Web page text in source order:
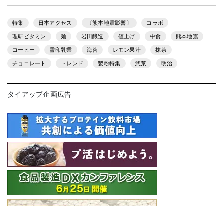
特集 日本アクセス 〔熊本地震影響〕 コラボ
理研ビタミン 麺 岩田醸造 値上げ 中食 熊本地震
コーヒー 雪印乳業 海苔 レモン果汁 抹茶
チョコレート トレンド 製粉特集 惣菜 明治
タイアップ企画広告